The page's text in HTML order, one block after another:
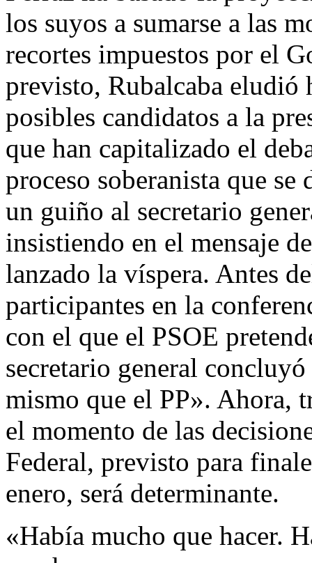
los suyos a sumarse a las
recortes impuestos por el
previsto, Rubalcaba eludió
posibles candidatos a la
que han capitalizado el
proceso soberanista que
un guiño al secretario
insistiendo en el mensaje
lanzado la víspera. Antes
participantes en la
con el que el PSOE
secretario general
mismo que el PP». Ahora,
el momento de las
Federal, previsto para
enero, será determinante.
«Había mucho que hacer.